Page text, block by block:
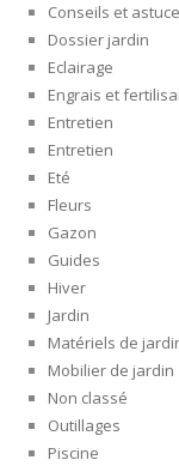
Conseils et
Dossier jardin
Eclairage
Engrais et
Entretien
Entretien
Eté
Fleurs
Gazon
Guides
Hiver
Jardin
Matériels de
Mobilier de jardin
Non classé
Outillages
Piscine